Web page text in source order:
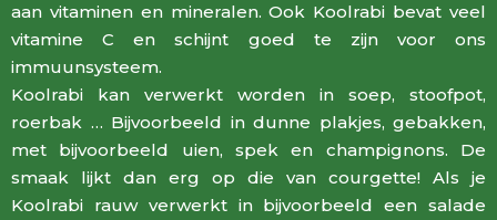
aan vitaminen en mineralen. Ook Koolrabi bevat veel
vitamine C en schijnt goed te zijn voor ons
immuunsysteem.
Koolrabi kan verwerkt worden in soep, stoofpot,
roerbak … Bijvoorbeeld in dunne plakjes, gebakken,
met bijvoorbeeld uien, spek en champignons. De
smaak lijkt dan erg op die van courgette! Als je
Koolrabi rauw verwerkt in bijvoorbeeld een salade